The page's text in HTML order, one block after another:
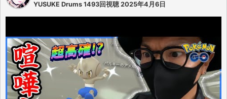
YUSUKE Drums 1493回視聴 2025年4月6日